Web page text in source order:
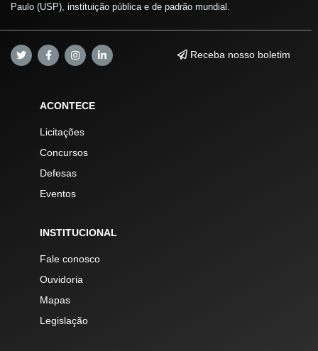
Paulo (USP), instituição pública e de padrão mundial.
Receba nosso boletim
ACONTECE
Licitações
Concursos
Defesas
Eventos
INSTITUCIONAL
Fale conosco
Ouvidoria
Mapas
Legislação